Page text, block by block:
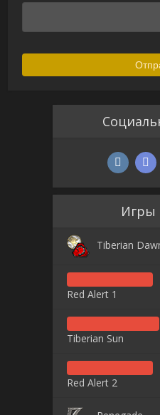
Игры
Tiberian
Red Alert 1
Tiberian Sun
Red Alert 2